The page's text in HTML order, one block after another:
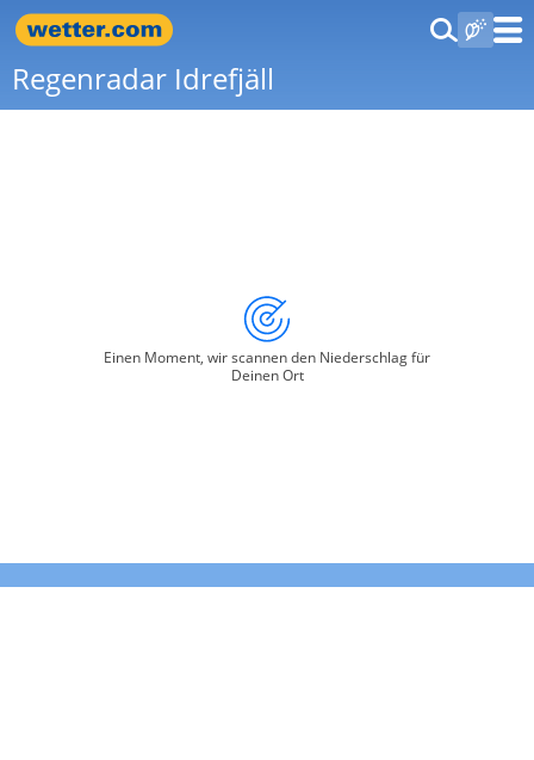
Regenradar Idrefjäll
Einen Moment, wir scannen den Niederschlag für
Deinen Ort